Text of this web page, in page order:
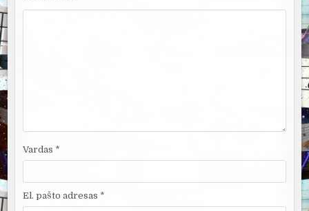
Vardas *
El. pašto adresas *